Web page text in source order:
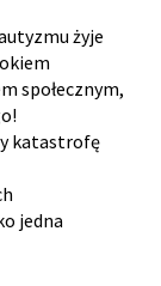
żyje
społecznym,
katastrofę
jedna